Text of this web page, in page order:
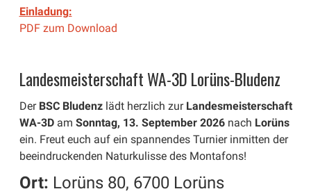
Einladung:
PDF zum Download
Landesmeisterschaft WA-3D Lorüns-Bludenz
Der BSC Bludenzlädt herzlich zur Landesmeisterschaft
WA-3Dam Sonntag, 13. September 2026nach Lorüns
ein. Freut euch auf ein spannendes Turnier inmitten der
beeindruckenden Naturkulisse des Montafons!
Ort: Lorüns 80, 6700 Lorüns